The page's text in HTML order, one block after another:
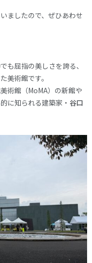
ましたので、ぜひあわせ
も屈指の美しさを誇る、
美術館です。
術館（MoMA）の新館や
に知られる建築家・ 谷口